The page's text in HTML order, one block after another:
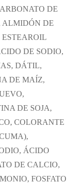
DE
DE
DE SODIO,
DÁTIL,
DE MAÍZ,
DE SOJA,
COLORANTE
ÁCIDO
DE CALCIO,
FOSFATO